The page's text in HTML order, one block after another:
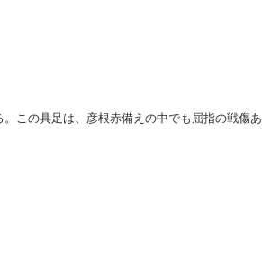
この具足は、彦根赤備えの中でも屈指の戦傷あ